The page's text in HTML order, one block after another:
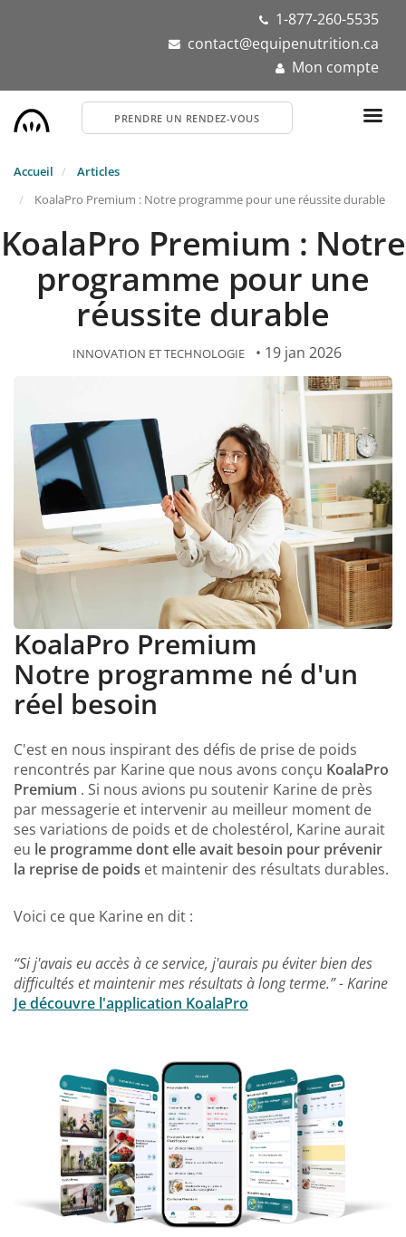
1-877-260-5535
contact@equipenutrition.ca
Mon compte
PRENDRE UN RENDEZ-VOUS
Accueil
Articles
KoalaPro Premium : Notre programme pour une réussite durable
KoalaPro Premium : Notre
programme pour une
réussite durable
INNOVATION ET TECHNOLOGIE • 19 jan 2026
KoalaPro Premium
Notre programme né d'un
réel besoin
C'est en nous inspirant des défis de prise de poids
rencontrés par Karine que nous avons conçu KoalaPro
Premium . Si nous avions pu soutenir Karine de près
par messagerie et intervenir au meilleur moment de
ses variations de poids et de cholestérol, Karine aurait
eu le programme dont elle avait besoin pour prévenir
la reprise de poids et maintenir des résultats durables.
Voici ce que Karine en dit :
“Si j'avais eu accès à ce service, j'aurais pu éviter bien des
difficultés et maintenir mes résultats à long terme.” - Karine
Je découvre l'application KoalaPro